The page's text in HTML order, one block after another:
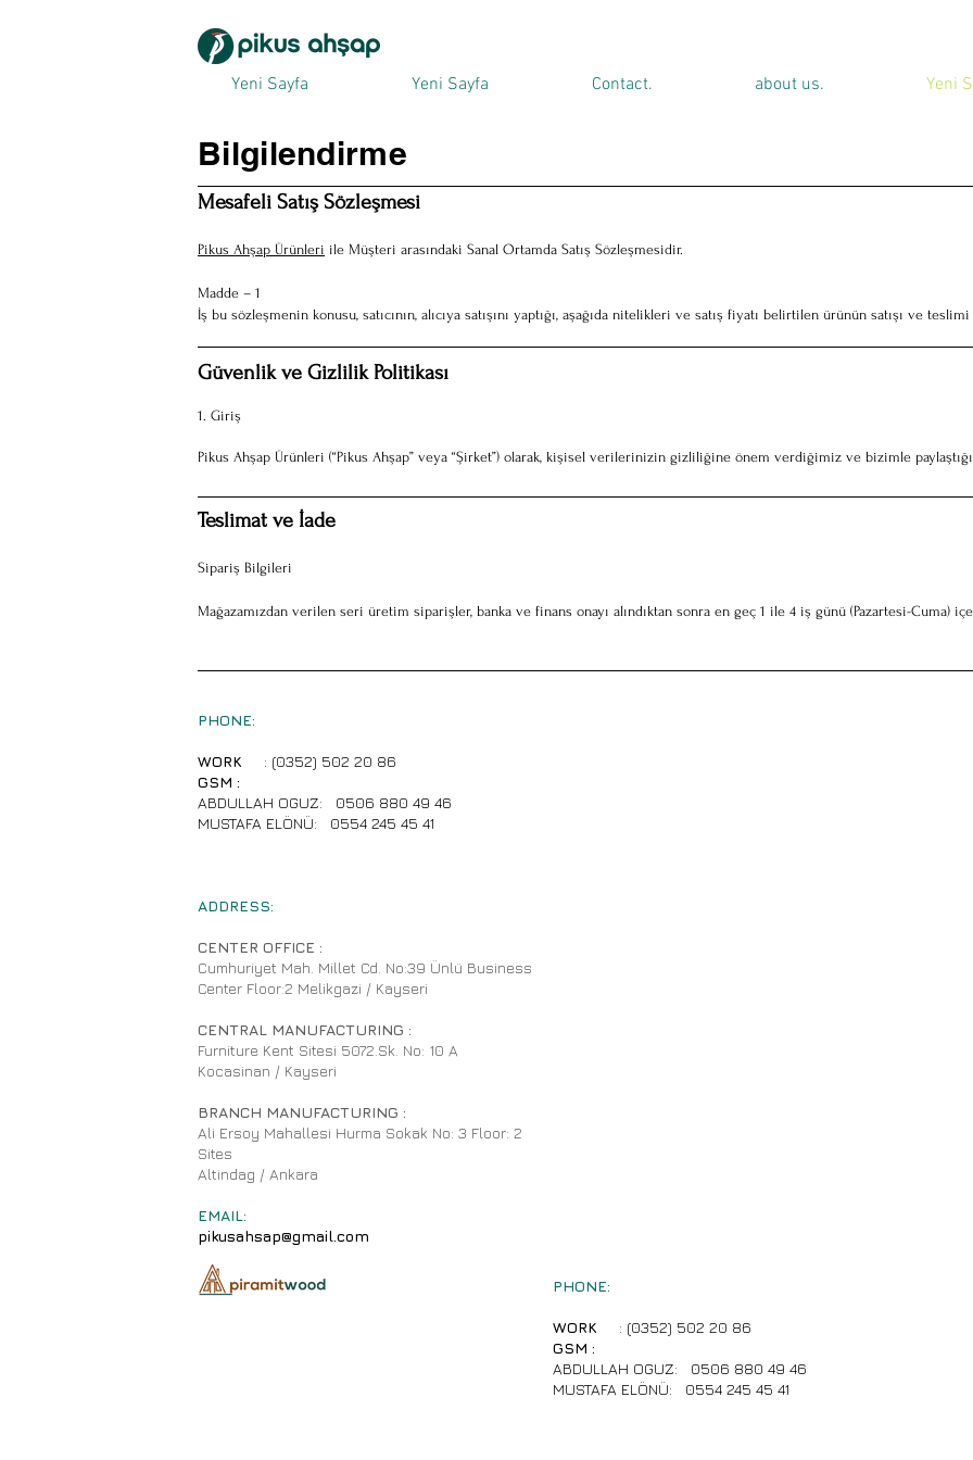
Yeni Sayfa Yeni Sayfa Contact. about us. Yeni
Bilgilendirme
Mesafeli Satış Sözleşmesi
Pikus Ahşap Ürünleri ile Müşteri arasındaki Sanal Ortamda Satış Sözleşmesidir.
Madde – 1
İş bu sözleşmenin konusu, satıcının, alıcıya satışını yaptığı, aşağıda nitelikleri ve satış fiyatı belirtilen ürünün satışı ve
Güvenlik ve Gizlilik Politikası
1. Giriş
Pikus Ahşap Ürünleri (“Pikus Ahşap” veya “Şirket”) olarak, kişisel verilerinizin gizliliğine önem verdiğimiz ve bizimle
Teslimat ve İade
Sipariş Bilgileri
Mağazamızdan verilen seri üretim siparişler, banka ve finans onayı alındıktan sonra en geç 1 ile 4 iş günü (Pazartesi-Cuma)
PHONE:
WORK
: (0352) 502 20 86
GSM :
ABDULLAH OGUZ:
0506 880 49 46
MUSTAFA ELÖNÜ:
0554 245 45 41
ADDRESS:
CENTER OFFICE :
Cumhuriyet Mah. Millet Cd. No:39 Ünlü Business
Center Floor:2 Melikgazi / Kayseri
CENTRAL MANUFACTURING :
Furniture Kent Sitesi 5072.Sk. No: 10 A
Kocasinan / Kayseri
BRANCH MANUFACTURING :
Ali Ersoy Mahallesi Hurma Sokak No: 3 Floor: 2
Sites
Altindag / Ankara
EMAIL:
pikusahsap@gmail.com
PHONE:
WORK
: (0352) 502 20 86
GSM :
ABDULLAH OGUZ:
0506 880 49 46
MUSTAFA ELÖNÜ:
0554 245 45 41